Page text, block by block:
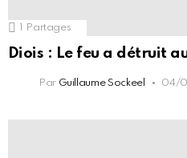
1 Partages
Diois : Le feu a détruit
Par Guillaume Sockeel 04/